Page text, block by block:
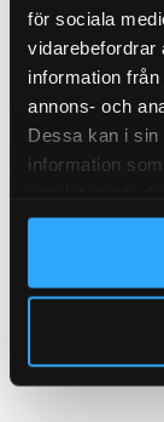
för sociala
vidarebefordrar
information
annons- och
Dessa kan i sin
information
78
/
LÄGG I VARUKORG